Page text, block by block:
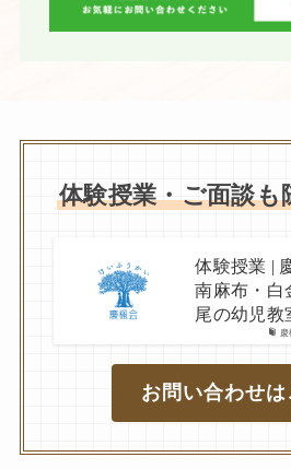
体験授業・ご面談も
体験授業 |
南麻布・白
尾の幼児教
お問い合わせは